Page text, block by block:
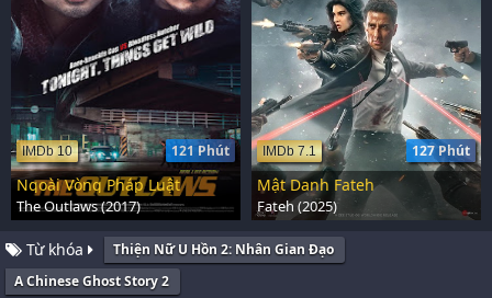
121 Phút
IMDb 10
Ngoài Vòng Pháp Luật
The Outlaws (2017)
127 Phút
IMDb 7.1
Mật Danh Fateh
Fateh (2025)
Từ khóa
Thiện Nữ U Hồn 2: Nhân Gian Đạo
A Chinese Ghost Story 2